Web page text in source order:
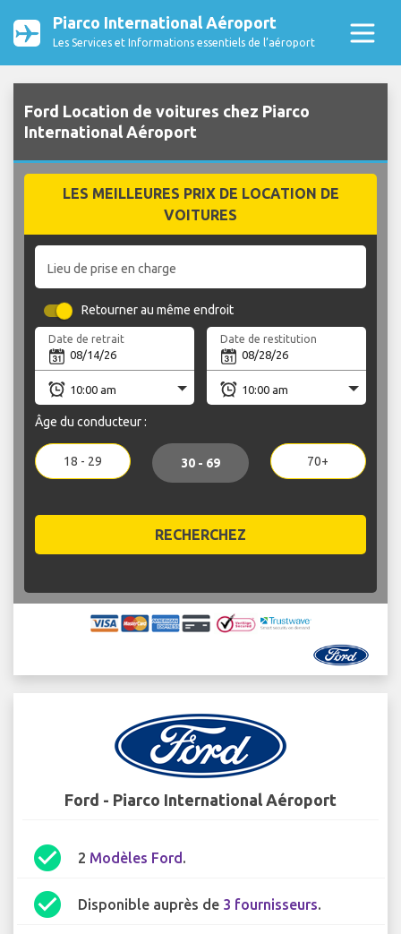
Piarco International Aéroport
Les Services et Informations essentiels de l’aéroport
Ford Location de voitures chez Piarco
International Aéroport
LES MEILLEURES PRIX DE LOCATION DE
VOITURES
Lieu de prise en charge
Retourner au même endroit
Date de retrait Date de restitution
Âge du conducteur :
18 - 29 30 - 69 70+
RECHERCHEZ
Ford - Piarco International Aéroport
check_circle 2 Modèles Ford.
check_circle Disponible auprès de 3 fournisseurs.